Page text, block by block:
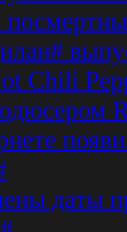
Chili
даты